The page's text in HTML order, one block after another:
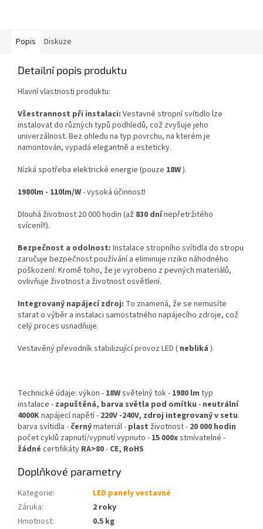
Popis Diskuze
Detailní popis produktu
Hlavní vlastnosti produktu:
Všestrannost při instalaci: Vestavné stropní svítidlo lze
instalovat do různých typů podhledů, což zvyšuje jeho
univerzálnost. Bez ohledu na typ povrchu, na kterém je
namontován, vypadá elegantně a esteticky.
Nízká spotřeba elektrické energie (pouze 18W).
1980lm - 110lm/W- vysoká účinnost!
Dlouhá životnost 20 000 hodin (až 830 dnínepřetržitého
svícení!!).
Bezpečnost a odolnost: Instalace stropního svítidla do stropu
zaručuje bezpečnost používání a eliminuje riziko náhodného
poškození. Kromě toho, že je vyrobeno z pevných materiálů,
ovlivňuje životnost a životnost osvětlení.
Integrovaný napájecí zdroj: To znamená, že se nemusíte
starat o výběr a instalaci samostatného napájecího zdroje, což
celý proces usnadňuje.
Vestavěný převodník stabilizující provoz LED ( nebliká ).
Technické údaje: výkon - 18Wsvětelný tok - 1980 lm typ
instalace - zapuštěná, barva světla pod omítku - neutrální
4000Knapájecí napětí - 220V -240V, zdroj integrovaný v setu
barva svítidla - černýmateriál - plast životnost - 20 000 hodin
počet cyklů zapnutí/vypnutí vypnuto - 15 000xstmívatelné -
žádné certifikáty RA>80- CE, RoHS
Doplňkové parametry
Kategorie:
LED panely vestavné
Záruka:
2 roky
Hmotnost:
0.5 kg